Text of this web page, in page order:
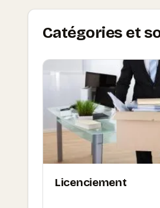
Catégories et
Licenciement